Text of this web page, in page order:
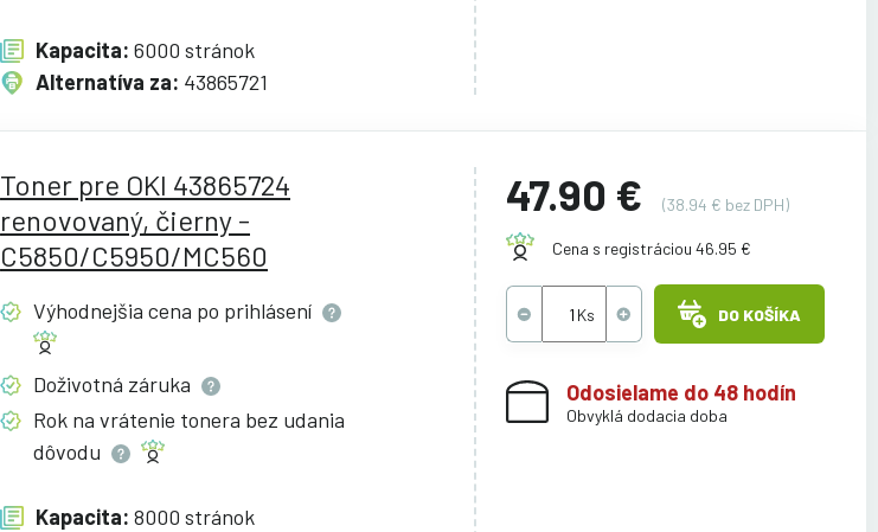
Kapacita: 6000 stránok
Alternatíva za: 43865721
Toner pre OKI 43865724
renovovaný, čierny -
C5850/C5950/MC560
Výhodnejšia cena po prihlásení
Doživotná záruka
Rok na vrátenie tonera bez udania
dôvodu
Kapacita: 8000 stránok
47.90 € (38.94 € bez DPH)
Cena s registráciou 46.95 €
DO KOŠÍKA
Odosielame do 48 hodín
Obvyklá dodacia doba